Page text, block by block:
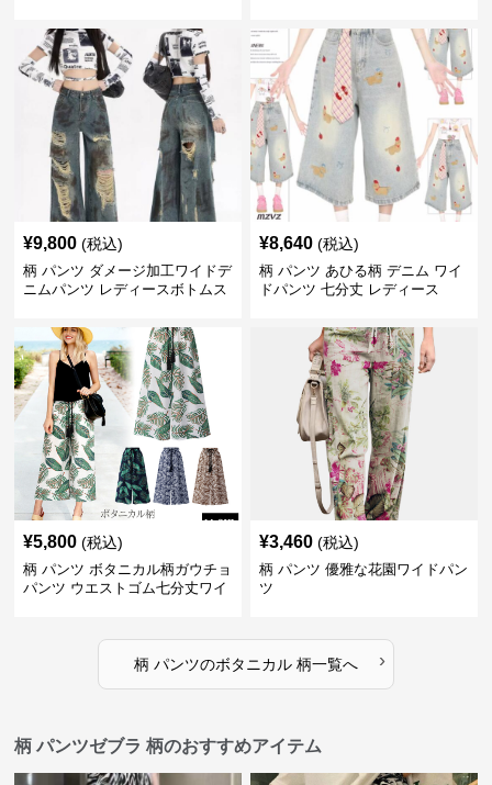
¥9,800 (税込)
柄 パンツ ダメージ加工ワイドデ
ニムパンツ レディースボトムス
¥8,640 (税込)
柄 パンツ あひる柄 デニム ワイ
ドパンツ 七分丈 レディース
¥5,800 (税込)
柄 パンツ ボタニカル柄ガウチョ
パンツ ウエストゴム七分丈ワイ
¥3,460 (税込)
柄 パンツ 優雅な花園ワイドパン
ツ
柄 パンツのボタニカル 柄一覧へ ›
柄 パンツゼブラ 柄のおすすめアイテム